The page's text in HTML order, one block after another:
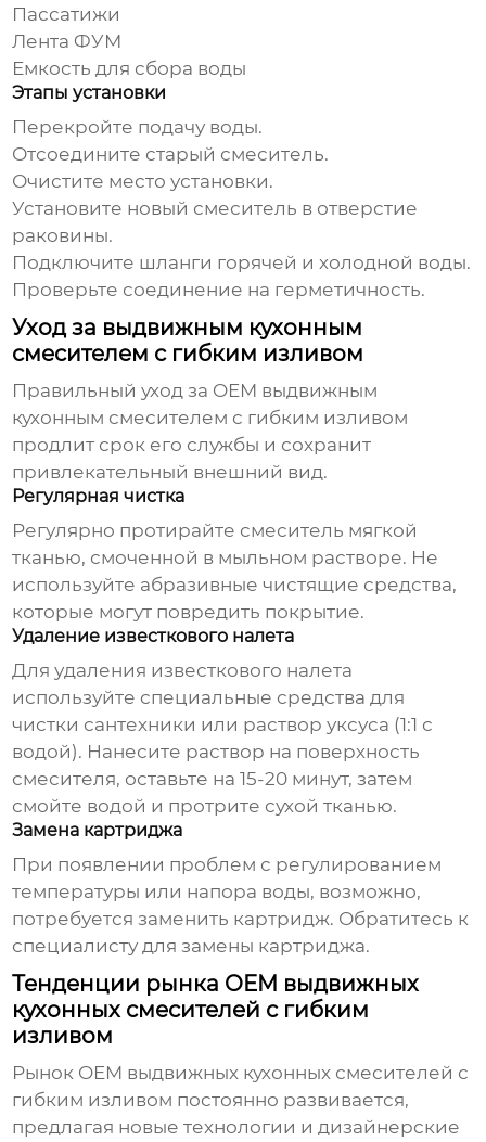
Пассатижи
Лента ФУМ
Емкость для сбора воды
Этапы установки
Перекройте подачу воды.
Отсоедините старый смеситель.
Очистите место установки.
Установите новый смеситель в отверстие
раковины.
Подключите шланги горячей и холодной воды.
Проверьте соединение на герметичность.
Уход за выдвижным кухонным
смесителем с гибким изливом
Правильный уход за OEM выдвижным
кухонным смесителем с гибким изливом
продлит срок его службы и сохранит
привлекательный внешний вид.
Регулярная чистка
Регулярно протирайте смеситель мягкой
тканью, смоченной в мыльном растворе. Не
используйте абразивные чистящие средства,
которые могут повредить покрытие.
Удаление известкового налета
Для удаления известкового налета
используйте специальные средства для
чистки сантехники или раствор уксуса (1:1 с
водой). Нанесите раствор на поверхность
смесителя, оставьте на 15-20 минут, затем
смойте водой и протрите сухой тканью.
Замена картриджа
При появлении проблем с регулированием
температуры или напора воды, возможно,
потребуется заменить картридж. Обратитесь к
специалисту для замены картриджа.
Тенденции рынка OEM выдвижных
кухонных смесителей с гибким
изливом
Рынок OEM выдвижных кухонных смесителей с
гибким изливом постоянно развивается,
предлагая новые технологии и дизайнерские